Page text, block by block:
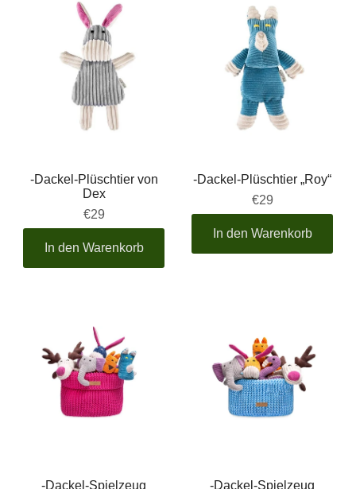
-Dackel-Plüschtier von
Dex
€29
In den Warenkorb
-Dackel-Plüschtier „Roy“
€29
In den Warenkorb
-Dackel-Spielzeug
-Dackel-Spielzeug